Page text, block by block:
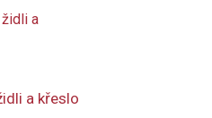
a křeslo